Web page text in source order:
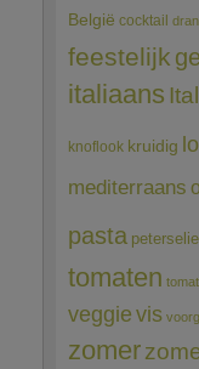
België cocktail
feestelijk
italiaans
knoflook kruidig
mediterraans
pasta peterselie
tomaten
veggie vis
zomer